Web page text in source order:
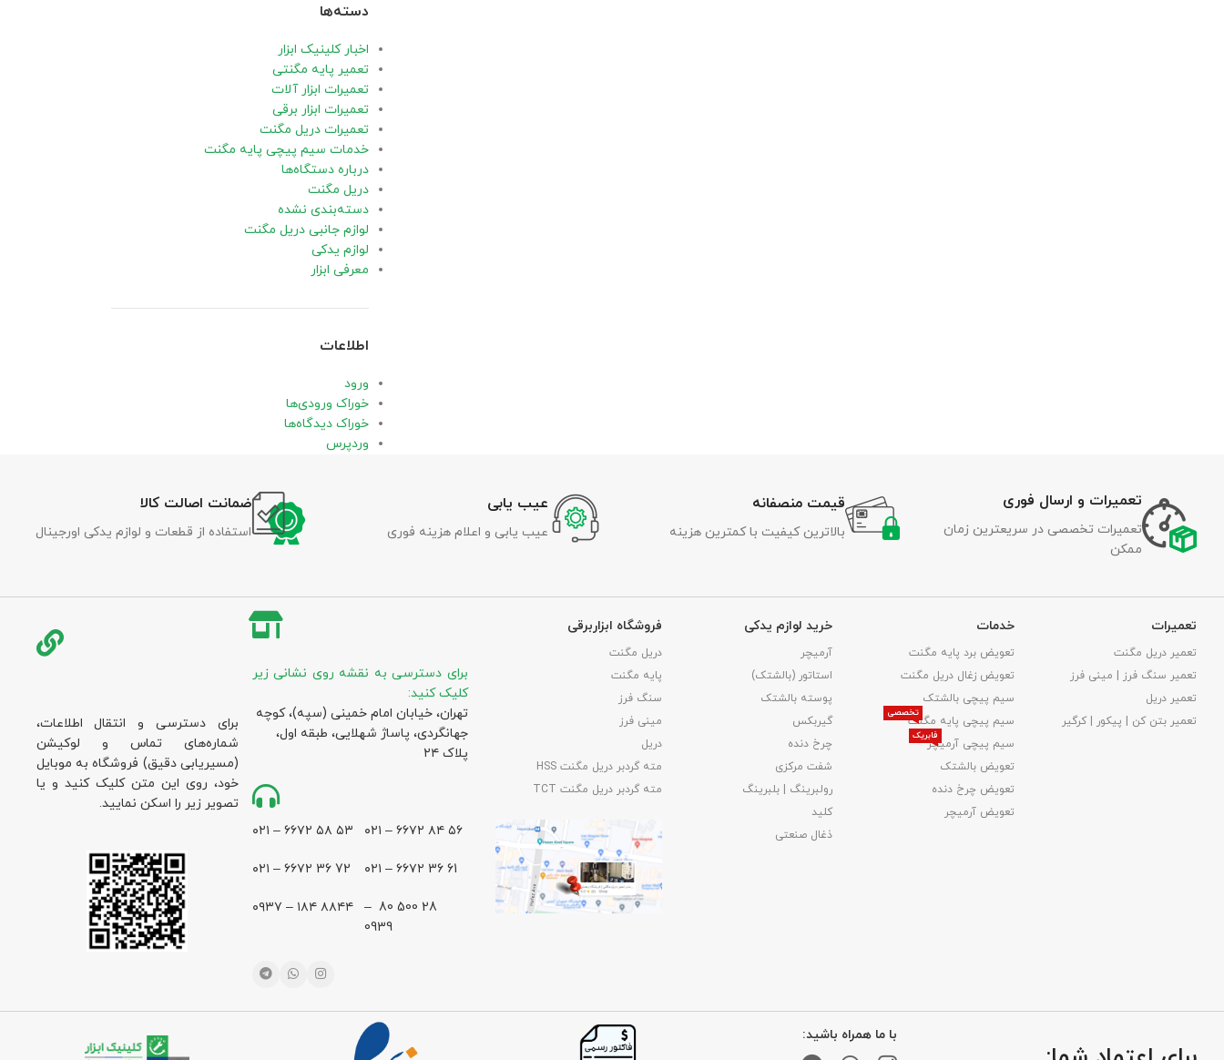
دسته‌ها
اخبار کلینیک ابزار
تعمیر پایه مگنتی
تعمیرات ابزار آلات
تعمیرات ابزار برقی
تعمیرات دریل مگنت
خدمات سیم پیچی پایه مگنت
درباره دستگاه‌ها
دریل مگنت
دسته‌بندی نشده
لوازم جانبی دریل مگنت
لوازم یدکی
معرفی ابزار
اطلاعات
ورود
خوراک ورودی‌ها
خوراک دیدگاه‌ها
وردپرس
تعمیرات و ارسال فوری
تعمیرات تخصصی در سریعترین زمان
ممکن
قیمت منصفانه
بالاترین کیفیت با کمترین هزینه
عیب یابی
عیب یابی و اعلام هزینه فوری
ضمانت اصالت کالا
استفاده از قطعات و لوازم یدکی اورجینال
تعمیرات
تعمیر دریل مگنت
تعمیر سنگ فرز | مینی فرز
تعمیر دریل
تعمیر بتن کن | پیکور | کرگیر
خدمات
تعویض برد پایه مگنت
تعویض زغال دریل مگنت
سیم پیچی بالشتک
سیم پیچی پایه مگنت
تخصصی
سیم پیچی آرمیچر
فابریک
تعویض بالشتک​
تعویض چرخ دنده
تعویض آرمیچر
خرید لوازم یدکی
آرمیچر
استاتور (بالشتک)
پوسته بالشتک
گیربکس
چرخ دنده
شفت مرکزی
رولبرینگ | بلبرینگ
کلید
ذغال صنعتی
فروشگاه ابزاربرقی
دریل مگنت
پایه مگنت
سنگ فرز
مینی فرز
دریل
مته گردبر دریل مگنت HSS
مته گردبر دریل مگنت TCT
برای دسترسی به نقشه روی نشانی زیر
کلیک کنید:
تهران، خیابان امام خمینی (سپه)، کوچه
جهانگردی،‌ پاساژ شهلایی، طبقه اول،
پلاک ۲۴
۵۶ ۸۴ ۶۶۷۲ – ۰۲۱
61 36 ۶۶۷۲ – ۰۲۱
28 500 80 –
0939
۵۳ ۵۸ ۶۶۷۲ – ۰۲۱
72 36 ۶۶۷۲ – ۰۲۱
۸۸۴۴ ۱۸۴ – ۰۹۳۷
برای دسترسی و انتقال اطلاعات،
شماره‌های تماس و لوکیشن
(مسیریابی دقیق) فروشگاه به موبایل
خود، روی این متن کلیک کنید و یا
تصویر زیر را اسکن نمایید.
با ما همراه باشید: